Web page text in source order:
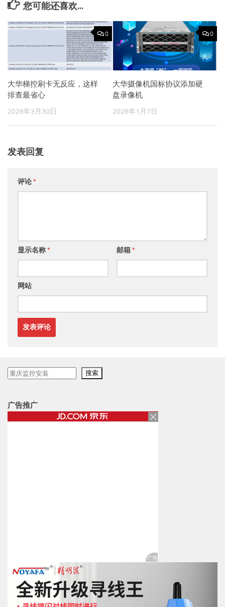
您可能还喜欢...
0
大华梯控刷卡无反应，这样
排查最省心
2026年3月30日
0
大华摄像机国标协议添加硬
盘录像机
2026年1月7日
发表回复
评论*
显示名称* 邮箱*
网站
搜
搜索
广告推广